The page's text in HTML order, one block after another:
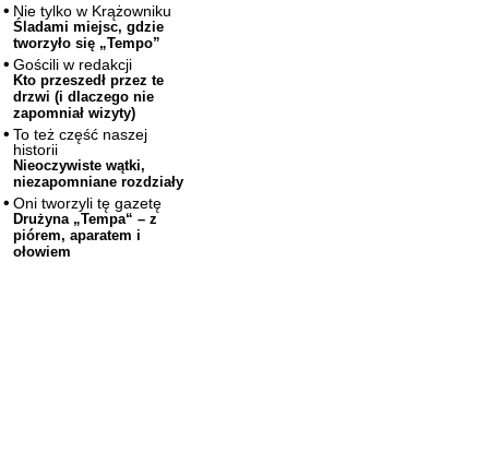
Nie tylko w Krążowniku
Śladami miejsc, gdzie
tworzyło się „Tempo”
Gościli w redakcji
Kto przeszedł przez te
drzwi (i dlaczego nie
zapomniał wizyty)
To też część naszej
historii
Nieoczywiste wątki,
niezapomniane rozdziały
Oni tworzyli tę gazetę
Drużyna „Tempa“ – z
piórem, aparatem i
ołowiem